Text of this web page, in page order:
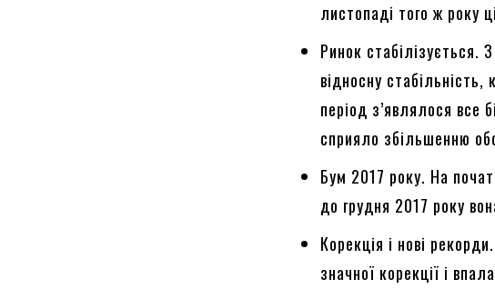
листопаді того ж року
Ринок стабілізується.
відносну
період з’являлося все
сприяло збільшенню
Бум 2017 року. На
до грудня 2017 року
Корекція і нові
значної корекції і